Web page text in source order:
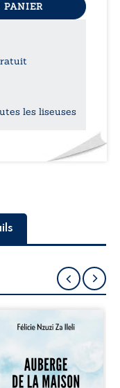
PANIER
les liseuses
Auberge de la
récit-témoignage
consacré au
parcours